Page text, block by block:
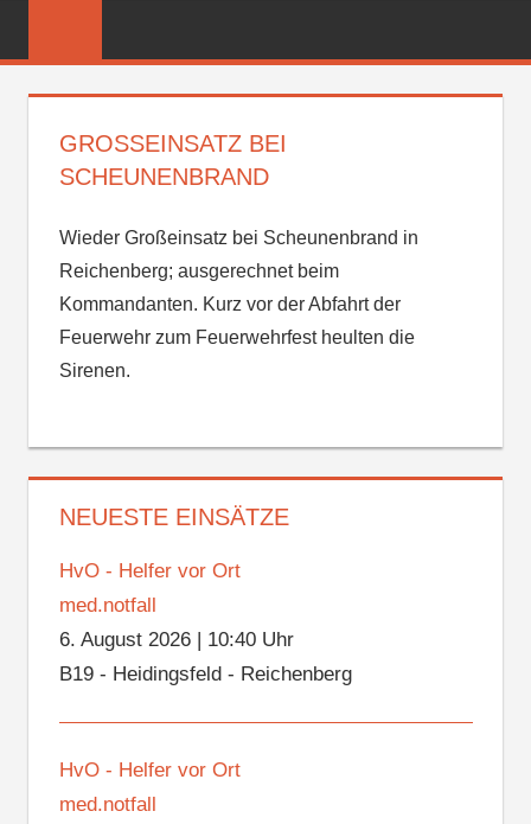
FEUERWEHR
GROSSEINSATZ BEI S
CHEUNENBRAND
Wieder Großeinsatz bei Scheunenbrand in
Reichenberg; ausgerechnet beim
Kommandanten. Kurz vor der Abfahrt der
Feuerwehr zum Feuerwehrfest heulten die
Sirenen.
NEUESTE EINSÄTZE
HvO - Helfer vor Ort
med.notfall
6. August 2026| 10:40 Uhr
B19 - Heidingsfeld - Reichenberg
HvO - Helfer vor Ort
med.notfall